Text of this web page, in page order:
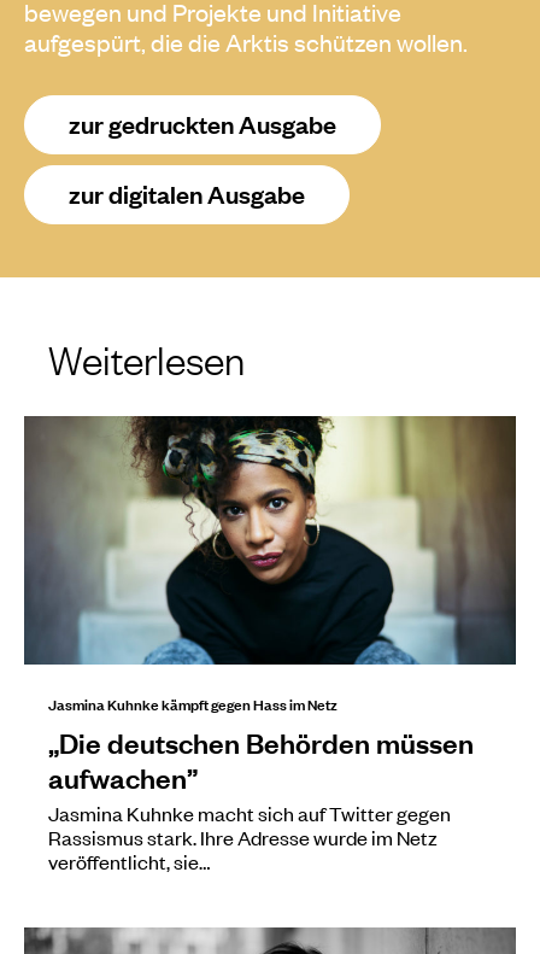
bewegen und Projekte und Initiative
aufgespürt, die die Arktis schützen wollen.
zur gedruckten Ausgabe
zur digitalen Ausgabe
Weiterlesen
Jasmina Kuhnke kämpft gegen Hass im Netz
„Die deutschen Behörden müssen
aufwachen”
Jasmina Kuhnke macht sich auf Twitter gegen
Rassismus stark. Ihre Adresse wurde im Netz
veröffentlicht, sie…